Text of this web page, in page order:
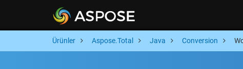
Ürünler Aspose.Total Java Conversion